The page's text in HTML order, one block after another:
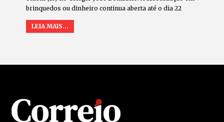
brinquedos ou dinheiro continua aberta até o dia 22
LEIA MAIS...